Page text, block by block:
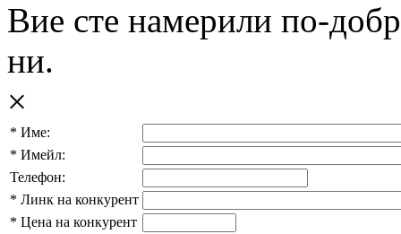
Вие сте намерили по-
ни.
×
* Име:
* Имейл:
Телефон:
* Линк на конкурент
* Цена на конкурент